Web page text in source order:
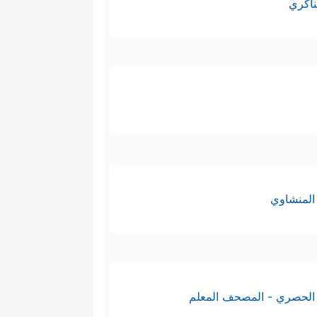
الحصري - المصحف المعلم